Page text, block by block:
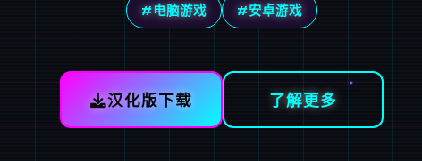
#电脑游戏 #安卓游戏
汉化版下载 了解更多